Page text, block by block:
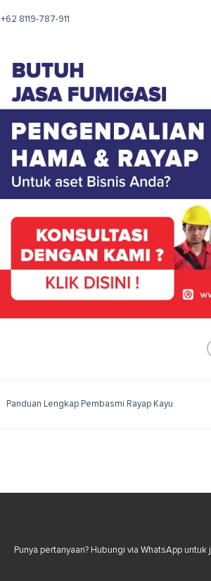
+62 8119-787-911
Panduan Lengkap Pembasmi Rayap Kayu
Punya pertanyaan? Hubungi via WhatsApp